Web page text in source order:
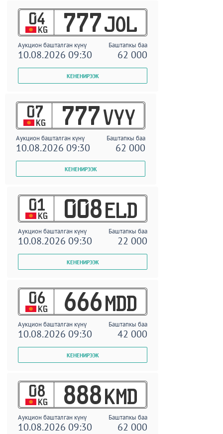
04
KG 777 JOL
Аукцион башталган күнү Баштапкы баа
10.08.2026 09:30 62 000
07
KG 777 VYY
Аукцион башталган күнү Баштапкы баа
10.08.2026 09:30 62 000
01
KG 008 ELD
Аукцион башталган күнү Баштапкы баа
10.08.2026 09:30 22 000
06
KG 666 MDD
Аукцион башталган күнү Баштапкы баа
10.08.2026 09:30 42 000
08
KG 888 KMD
Аукцион башталган күнү Баштапкы баа
10.08.2026 09:30 62 000